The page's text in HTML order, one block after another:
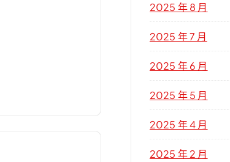
2025 年 8 月
2025 年 7 月
2025 年 6 月
2025 年 5 月
2025 年 4 月
2025 年 2 月